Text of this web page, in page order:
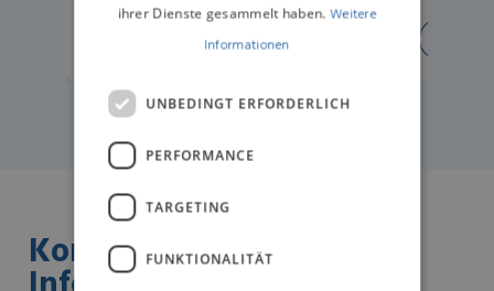
ERFAHREN SIE MEHR
Kontaktieren Sie uns für
ihrer Dienste gesammelt haben. Weitere
Informationen
UNBEDINGT ERFORDERLICH
PERFORMANCE
TARGETING
FUNKTIONALITÄT